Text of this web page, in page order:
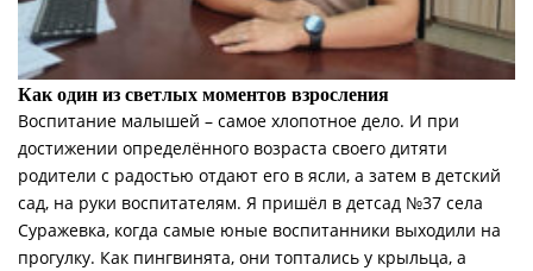
Как один из светлых моментов взросления
Воспитание малышей – самое хлопотное дело. И при
достижении определённого возраста своего дитяти
родители с радостью отдают его в ясли, а затем в детский
сад, на руки воспитателям. Я пришёл в детсад №37 села
Суражевка, когда самые юные воспитанники выходили на
прогулку. Как пингвинята, они топтались у крыльца, а